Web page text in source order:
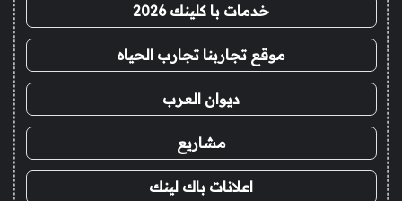
خدمات با كلينك 2026
موقع تجاربنا تجارب الحياه
ديوان العرب
مشاريع
اعلانات باك لينك